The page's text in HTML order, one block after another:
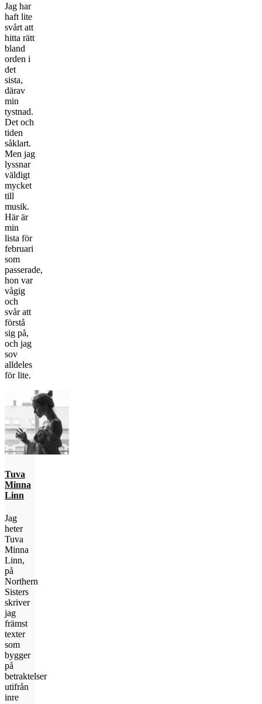
Jag har
haft lite
svårt att
hitta rätt
bland
orden i
det
sista,
därav
min
tystnad.
Det och
tiden
såklart.
Men jag
lyssnar
väldigt
mycket
till
musik.
Här är
min
lista för
februari
som
passerade,
hon var
vågig
och
svår att
förstå
sig på,
och jag
sov
alldeles
för lite.
Tuva
Minna
Linn
Jag
heter
Tuva
Minna
Linn,
på
Northern
Sisters
skriver
jag
främst
texter
som
bygger
på
betraktelser
utifrån
inre